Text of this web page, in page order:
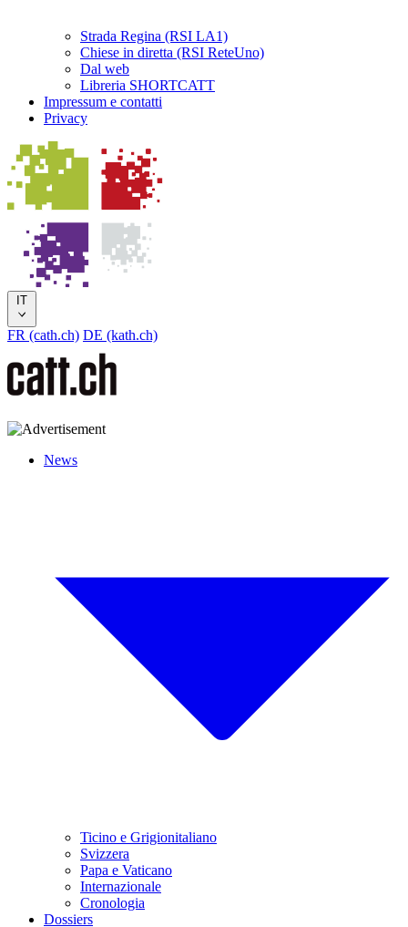
Strada Regina (RSI LA1)
Chiese in diretta (RSI ReteUno)
Dal web
Libreria SHORTCATT
Impressum e contatti
Privacy
IT
FR (cath.ch) DE (kath.ch)
News
Ticino e Grigionitaliano
Svizzera
Papa e Vaticano
Internazionale
Cronologia
Dossiers